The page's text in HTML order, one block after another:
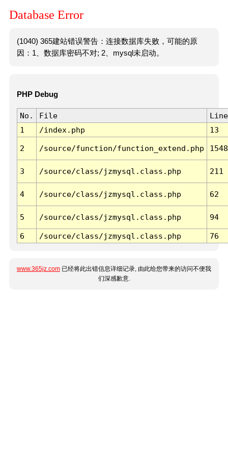
Database Error
(1040) 365建站错误警告：连接数据库失败，可能的原
因：1、数据库密码不对; 2、mysql未启动。
PHP Debug
No. File
Line
1
/index.php 13
2 /source/function/function_extend.php 1548
3 /source/class/jzmysql.class.php 211
4 /source/class/jzmysql.class.php 62
5 /source/class/jzmysql.class.php 94
6 /source/class/jzmysql.class.php 76
www.365jz.com 已经将此出错信息详细记录, 由此给您带来的访问不便我
们深感歉意.